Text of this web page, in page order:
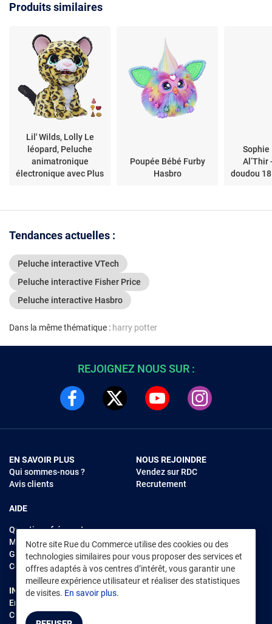
Produits similaires
Lil' Wilds, Lolly Le
léopard, Peluche
animatronique
électronique avec Plus
Poupée Bébé Furby
Hasbro
Sophie
Al’Thir
doudou
Tendances actuelles :
Peluche interactive VTech
Peluche interactive Fisher Price
Peluche interactive Hasbro
Dans la même thématique : harry potter
Notre site Rue du Commerce utilise des cookies ou des
technologies similaires pour vous proposer des services et
offres adaptés à vos centres d’intérêt, vous garantir une
meilleure expérience utilisateur et réaliser des statistiques
de visites. En savoir plus.
REJOIGNEZ NOUS SUR :
EN SAVOIR PLUS
Qui sommes-nous ?
Avis clients
AIDE
Questions fréquentes
Modes de règlements
Garantie et retours
Contacter Rue du Commerce
NOUS REJOINDRE
Vendez sur RDC
Recrutement
INFORMATIONS LÉGALES
Environnement
CGV /CGU Marketplace